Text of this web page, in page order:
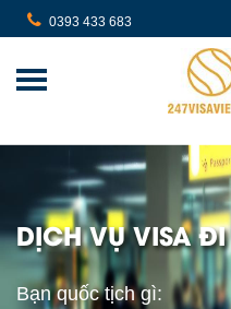
0393 433 683
DỊCH VỤ VISA
Bạn quốc tịch gì: